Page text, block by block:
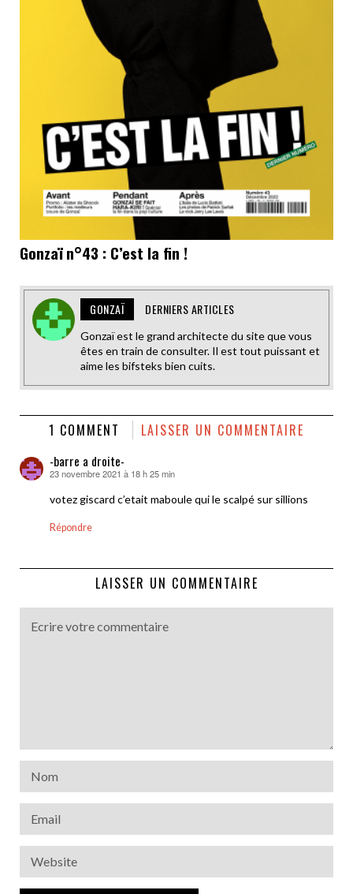
Gonzaï n°43 : C’est la fin !
GONZAÏ DERNIERS ARTICLES
Gonzaï est le grand architecte du site que vous
êtes en train de consulter. Il est tout puissant et
aime les bifsteks bien cuits.
1 COMMENT LAISSER UN COMMENTAIRE
-barre a droite-
dit :
23 novembre 2021 à 18 h 25 min
votez giscard c’etait maboule qui le scalpé sur sillions
Répondre
LAISSER UN COMMENTAIRE